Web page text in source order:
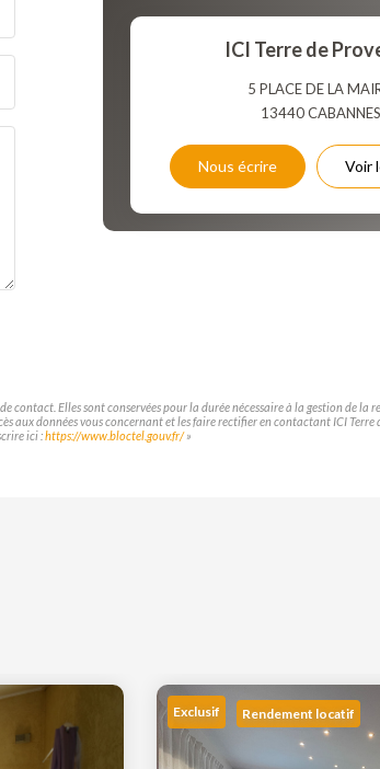
ICI Terre de
5 PLACE DE LA
13440CABANNES
Nous écrire Voir
Elles sont conservées pour la durée nécessaire à la gestion de la
aux données vous concernant et les faire rectifier en contactant ICI Terre
ici :https://www.bloctel.gouv.fr/»
Exclusif Rendement locatif